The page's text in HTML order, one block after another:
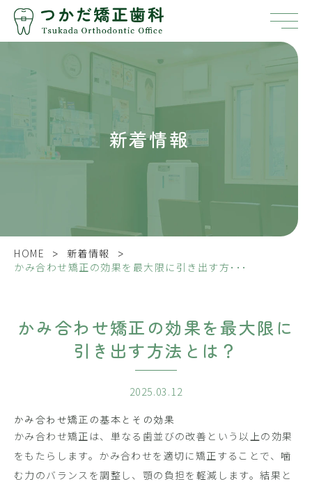
新着情報
HOME > 新着情報 >
かみ合わせ矯正の効果を最大限に引き出す方･･･
かみ合わせ矯正の効果を最大限に
引き出す方法とは？
2025.03.12
かみ合わせ矯正の基本とその効果
かみ合わせ矯正は、単なる歯並びの改善という以上の効果
をもたらします。かみ合わせを適切に矯正することで、噛
む力のバランスを調整し、顎の負担を軽減します。結果と